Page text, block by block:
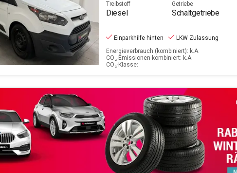
Treibstoff
Diesel
Getriebe
Schaltgetriebe
Einparkhilfe hinten
LKW Zulassung
Energieverbrauch (kombiniert): k.A.
CO₂-Emissionen kombiniert: k.A.
CO₂-Klasse: